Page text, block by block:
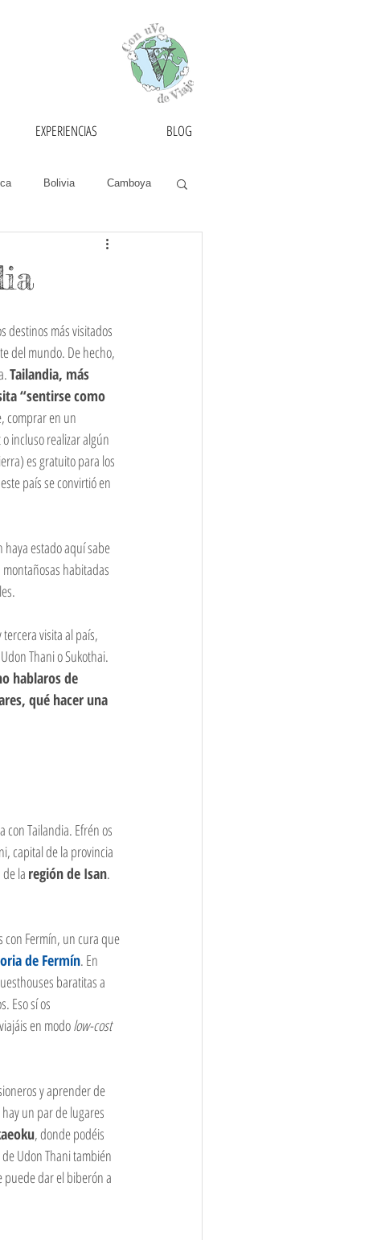
EXPERIENCIAS BLOG
Bolivia Camboya
destinos más visitados
del mundo. De hecho,
Tailandia, más
“sentirse como
comprar en un
incluso realizar algún
es gratuito para los
país se convirtió en
haya estado aquí sabe
habitadas
visita al país,
Thani o Sukothai.
hablaros de
qué hacer una
Tailandia. Efrén os
capital de la provincia
la región de Isan.
con Fermín, un cura que
de Fermín. En
baratitas a
Eso sí os
en modo low-cost
y aprender de
un par de lugares
, donde podéis
Udon Thani también
puede dar el biberón a